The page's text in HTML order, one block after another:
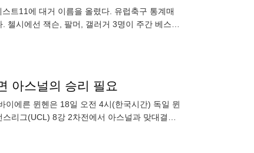
트11에 대거 이름을 올렸다. 유럽축구 통계매
시에선 잭슨, 팔머, 갤러거 3명이 주간 베스트
아스널의 승리 필요
이에른 뮌헨은 18일 오전 4시(한국시간) 독일 뮌
리그(UCL) 8강 2차전에서 아스널과 맞대결을